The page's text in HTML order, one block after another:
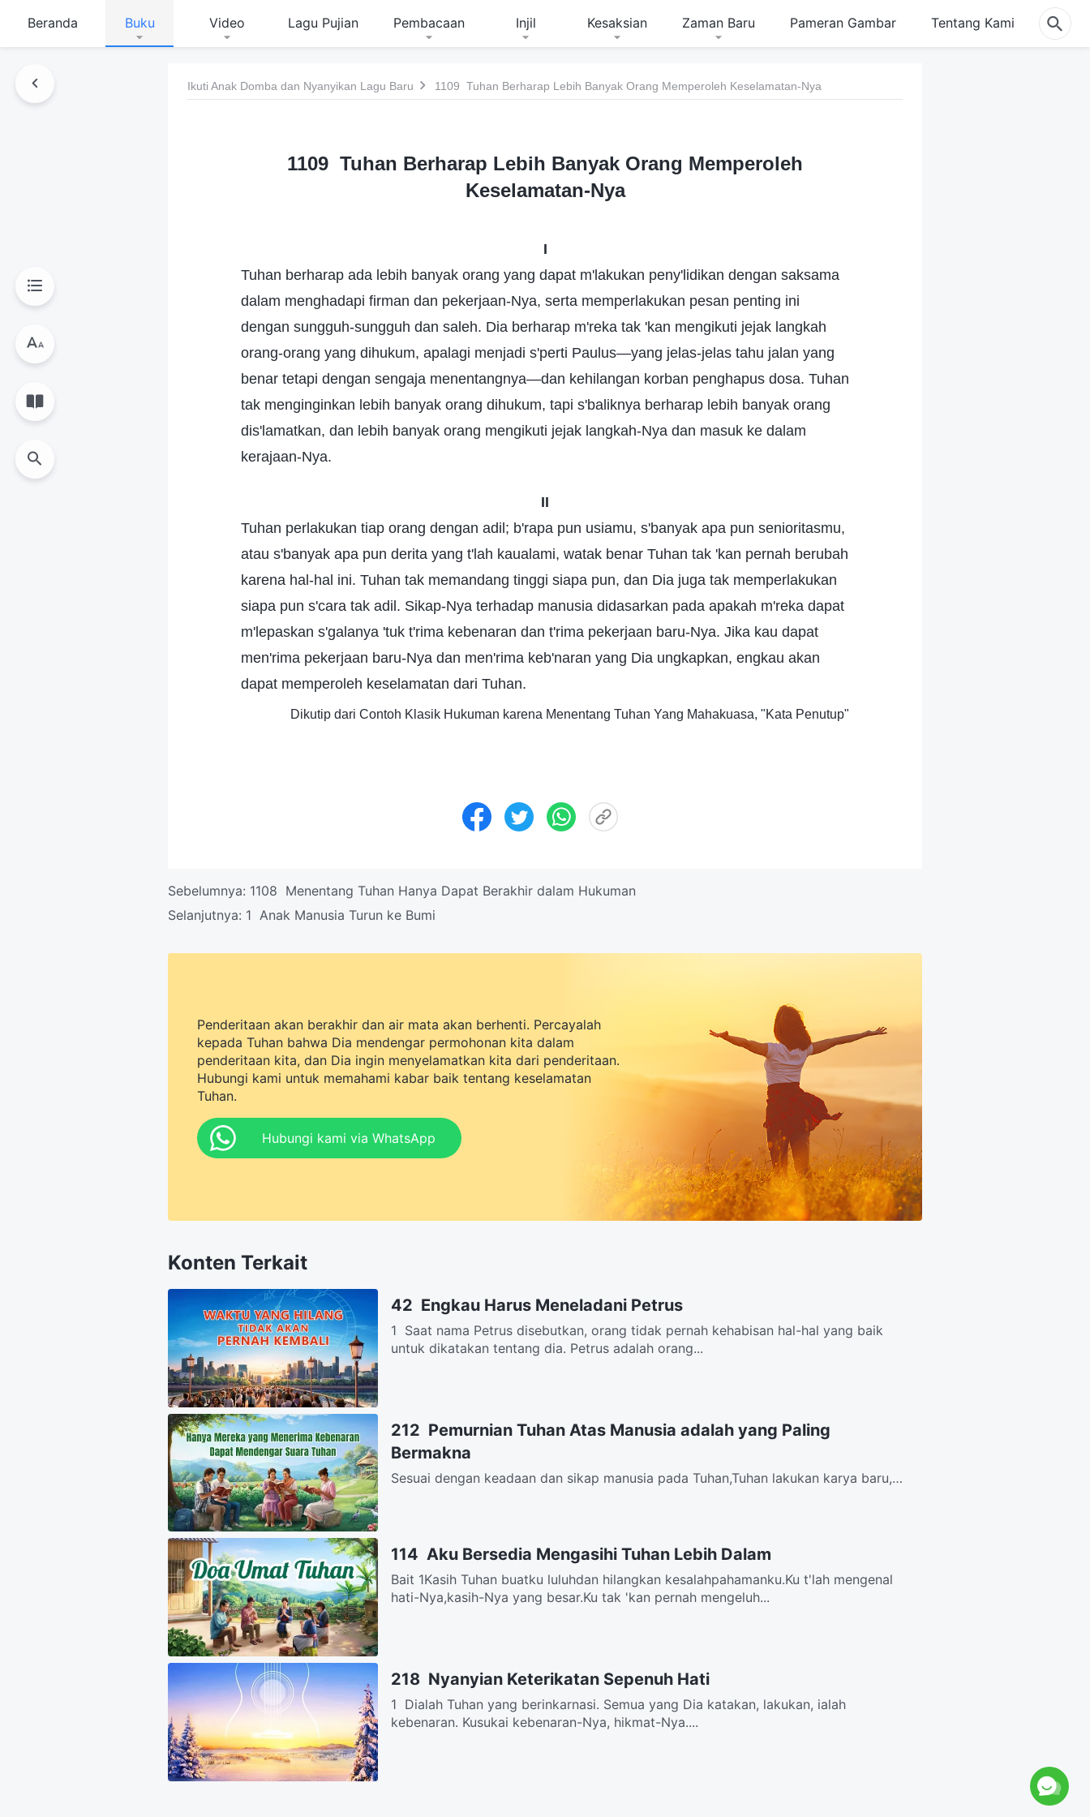
Beranda Buku Video Lagu Pujian Pembacaan Injil Kesaksian Zaman Baru Pameran Gambar Tentang Kami
Ikuti Anak Domba dan Nyanyikan Lagu Baru 1109 Tuhan Berharap Lebih Banyak Orang Memperoleh Keselamatan-Nya
1109 Tuhan Berharap Lebih Banyak Orang Memperoleh
Keselamatan-Nya
I
Tuhan berharap ada lebih banyak orang yang dapat m'lakukan peny'lidikan dengan saksama
dalam menghadapi firman dan pekerjaan-Nya, serta memperlakukan pesan penting ini
dengan sungguh-sungguh dan saleh. Dia berharap m'reka tak 'kan mengikuti jejak langkah
orang-orang yang dihukum, apalagi menjadi s'perti Paulus—yang jelas-jelas tahu jalan yang
benar tetapi dengan sengaja menentangnya—dan kehilangan korban penghapus dosa. Tuhan
tak menginginkan lebih banyak orang dihukum, tapi s'baliknya berharap lebih banyak orang
dis'lamatkan, dan lebih banyak orang mengikuti jejak langkah-Nya dan masuk ke dalam
kerajaan-Nya.
II
Tuhan perlakukan tiap orang dengan adil; b'rapa pun usiamu, s'banyak apa pun senioritasmu,
atau s'banyak apa pun derita yang t'lah kaualami, watak benar Tuhan tak 'kan pernah berubah
karena hal-hal ini. Tuhan tak memandang tinggi siapa pun, dan Dia juga tak memperlakukan
siapa pun s'cara tak adil. Sikap-Nya terhadap manusia didasarkan pada apakah m'reka dapat
m'lepaskan s'galanya 'tuk t'rima kebenaran dan t'rima pekerjaan baru-Nya. Jika kau dapat
men'rima pekerjaan baru-Nya dan men'rima keb'naran yang Dia ungkapkan, engkau akan
dapat memperoleh keselamatan dari Tuhan.
Dikutip dari Contoh Klasik Hukuman karena Menentang Tuhan Yang Mahakuasa, "Kata Penutup"
Sebelumnya: 1108 Menentang Tuhan Hanya Dapat Berakhir dalam Hukuman
Selanjutnya: 1 Anak Manusia Turun ke Bumi
Penderitaan akan berakhir dan air mata akan berhenti. Percayalah
kepada Tuhan bahwa Dia mendengar permohonan kita dalam
penderitaan kita, dan Dia ingin menyelamatkan kita dari penderitaan.
Hubungi kami untuk memahami kabar baik tentang keselamatan
Tuhan.
Hubungi kami via WhatsApp
Konten Terkait
42 Engkau Harus Meneladani Petrus
1 Saat nama Petrus disebutkan, orang tidak pernah kehabisan hal-hal yang baik
untuk dikatakan tentang dia. Petrus adalah orang...
212 Pemurnian Tuhan Atas Manusia adalah yang Paling
Bermakna
Sesuai dengan keadaan dan sikap manusia pada Tuhan,Tuhan lakukan karya baru,
114 Aku Bersedia Mengasihi Tuhan Lebih Dalam
Bait 1Kasih Tuhan buatku luluhdan hilangkan kesalahpahamanku.Ku t'lah mengenal
hati-Nya,kasih-Nya yang besar.Ku tak 'kan pernah mengeluh...
218 Nyanyian Keterikatan Sepenuh Hati
1 Dialah Tuhan yang berinkarnasi. Semua yang Dia katakan, lakukan, ialah
kebenaran. Kusukai kebenaran-Nya, hikmat-Nya....